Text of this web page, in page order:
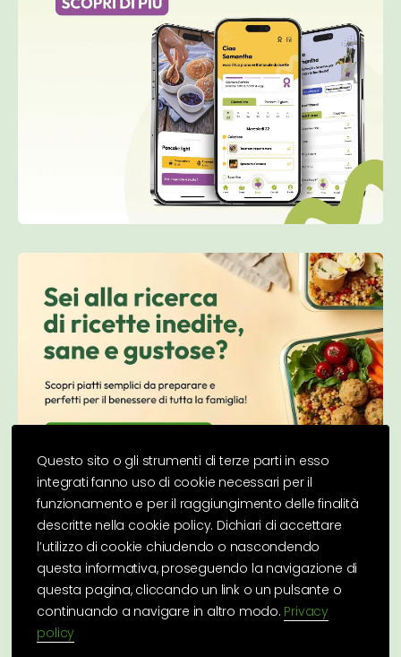
Questo sito o gli strumenti di terze parti in esso
integrati fanno uso di cookie necessari per il
funzionamento e per il raggiungimento delle finalità
descritte nella cookie policy. Dichiari di accettare
l’utilizzo di cookie chiudendo o nascondendo
questa informativa, proseguendo la navigazione di
questa pagina, cliccando un link o un pulsante o
continuando a navigare in altro modo. Privacy
policy